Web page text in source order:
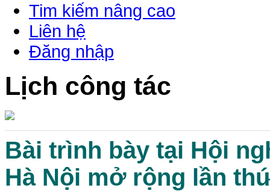
Tim kiếm nâng cao
Liên hệ
Đăng nhập
Lịch công tác
Bài trình bày tại Hội
Hà Nội mở rộng lần